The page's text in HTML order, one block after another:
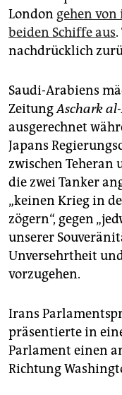
London gehen
beiden Schiffe aus
nachdrücklich
Saudi-Arabiens
ZeitungAschark
ausgerechnet
Japans
zwischen Teheran
die zwei Tanker
„keinen Krieg in
zögern“, gegen
unserer
Unversehrtheit
vorzugehen.
Irans
präsentierte in
Parlament einen
Richtung